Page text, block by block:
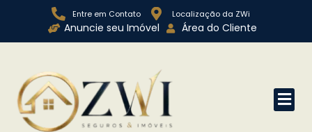
Entre em Contato Localização da ZWi
Anuncie seu Imóvel Área do Cliente